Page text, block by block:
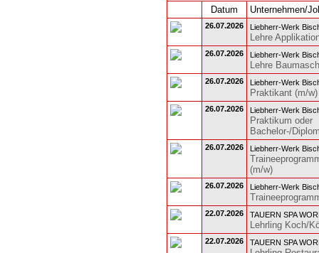
Datum Unternehmen/
26.07.2026 Liebherr-Werk
Lehre
26.07.2026 Liebherr-Werk
Lehre
26.07.2026 Liebherr-Werk
Praktikant (m/
26.07.2026 Liebherr-Werk
Praktikum oder
Bachelor-/
26.07.2026 Liebherr-Werk
(m/w)
26.07.2026 Liebherr-Werk
22.07.2026 TAUERN SPA
Lehrling Koch/
22.07.2026 TAUERN SPA